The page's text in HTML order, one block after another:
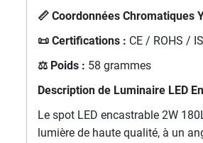
📏 Coordonnées Chromatiques
📜 Certifications : CE / ROHS /
⚖️ Poids : 58 grammes
Description de Luminaire LED
Le spot LED encastrable 2W
lumière de haute qualité, à un